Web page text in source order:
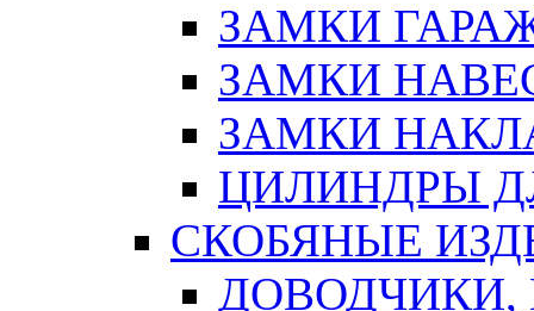
ЗАМКИ
ЗАМКИ
ЗАМКИ
ЦИЛИНДРЫ
СКОБЯНЫЕ